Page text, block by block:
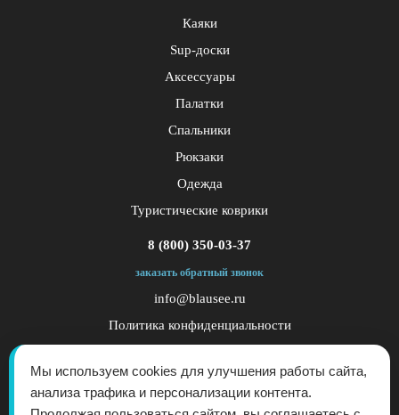
Каяки
Sup-доски
Аксессуары
Палатки
Спальники
Рюкзаки
Одежда
Туристические коврики
8 (800) 350-03-37
заказать обратный звонок
info@blausee.ru
Политика конфиденциальности
Мы используем cookies для улучшения работы сайта,
анализа трафика и персонализации контента.